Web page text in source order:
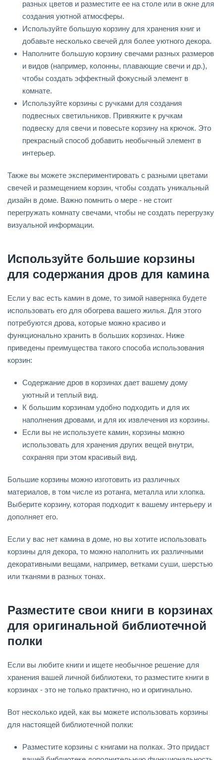
разных цветов и разместите ее на столе или в окне для
создания уютной атмосферы.
Используйте большую корзину для хранения книг и
добавьте несколько свечей для более уютного декора.
Наполните большую корзину свечами разных размеров
и видов (например, колонны, плавающие свечи и др.),
чтобы создать эффектный фокусный элемент в
комнате.
Используйте корзины с ручками для создания
подвесных светильников. Привяжите к ручкам
подвеску для свечи и повесьте корзину на крючок. Это
прекрасный способ добавить необычный элемент в
интерьер.
Также вы можете экспериментировать с разными цветами
свечей и размещением корзин, чтобы создать уникальный
дизайн в доме. Важно помнить о мере - не стоит
перегружать комнату свечами, чтобы не создать перегрузку
визуальной информации.
Используйте большие корзины
для содержания дров для камина
Если у вас есть камин в доме, то зимой наверняка будете
использовать его для обогрева вашего жилья. Для этого
потребуются дрова, которые можно красиво и
функционально хранить в больших корзинах. Ниже
приведены преимущества такого способа использования
корзин:
Содержание дров в корзинах дает вашему дому
уютный и теплый вид.
К большим корзинам удобно подходить и для их
наполнения дровами, и для их извлечения из корзины.
Если вы не используете камин, корзины можно
использовать для хранения других вещей внутри,
сохраняя при этом красивый вид.
Большие корзины можно изготовить из различных
материалов, в том числе из ротанга, металла или хлопка.
Выберите корзину, которая подходит к вашему интерьеру и
дополняет его.
Если у вас нет камина в доме, но вы хотите использовать
корзины для декора, то можно наполнить их различными
декоративными вещами, например, ветками суши, шерстью
или тканями в разных тонах.
Разместите свои книги в корзинах
для оригинальной библиотечной
полки
Если вы любите книги и ищете необычное решение для
хранения вашей личной библиотеки, то разместите книги в
корзинах - это не только практично, но и оригинально.
Вот несколько идей, как вы можете использовать корзины
для настоящей библиотечной полки:
Разместите корзины с книгами на полках. Это придаст